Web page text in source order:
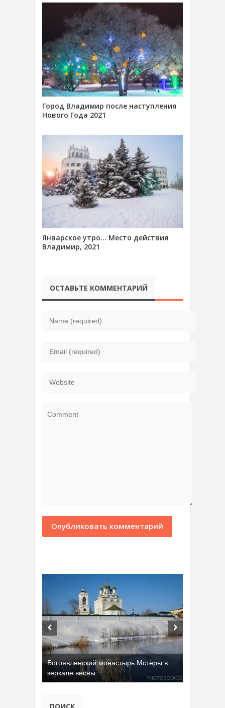
Город Владимир после наступления
Нового Года 2021
Январское утро… Место действия
Владимир, 2021
ОСТАВЬТЕ КОММЕНТАРИЙ
Богоявленский монастырь Мстёры в
зеркале весны